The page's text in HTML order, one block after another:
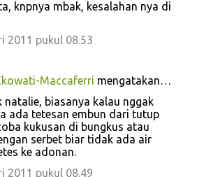
knpnya mbak, kesalahan nya di
2011 pukul 08.53
Maccaferri mengatakan…
natalie, biasanya kalau nggak
ada tetesan embun dari tutup
kukusan di bungkus atau
serbet biar tidak ada air
ke adonan.
2011 pukul 08.49